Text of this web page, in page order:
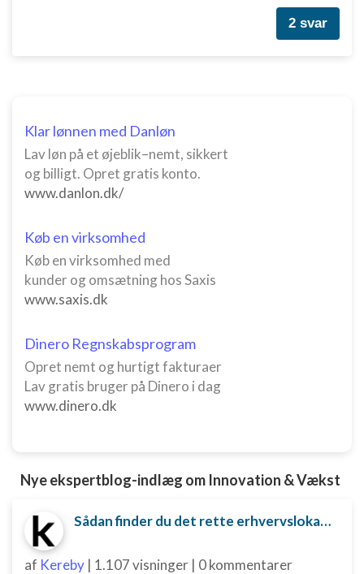
2 svar
Klar lønnen med Danløn
Lav løn på et øjeblik–nemt, sikkert
og billigt. Opret gratis konto.
www.danlon.dk/
Køb en virksomhed
Køb en virksomhed med
kunder og omsætning hos Saxis
www.saxis.dk
Dinero Regnskabsprogram
Opret nemt og hurtigt fakturaer
Lav gratis bruger på Dinero i dag
www.dinero.dk
Nye ekspertblog-indlæg om Innovation & Vækst
Sådan finder du det rette erhvervslokale til din virksomhed
af Kereby | 1.107 visninger | 0 kommentarer
Måle indholdseffektivitet
Forstå målgrupper gennem statistikker eller
kombinationer af oplysninger fra forskellige
Udvikle og forbedre tjenester
Bruge begrænsede oplysninger til at vælge
Bruge præcise geografiske
placeringsoplysninger
Identificere enheder baseret på aktivt
anmodede oplysninger
Ydeevne
Funktionel
Annoncering / marketing